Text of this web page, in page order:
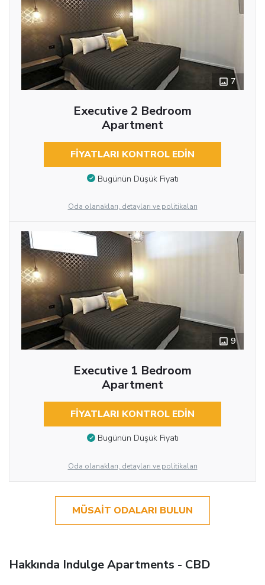
7
Executive 2 Bedroom
Apartment
FIYATLARI KONTROL EDIN
Bugünün Düşük Fiyatı
Oda olanakları, detayları ve politikaları
9
Executive 1 Bedroom
Apartment
FIYATLARI KONTROL EDIN
Bugünün Düşük Fiyatı
Oda olanakları, detayları ve politikaları
MÜSAIT ODALARI BULUN
Hakkında Indulge Apartments - CBD